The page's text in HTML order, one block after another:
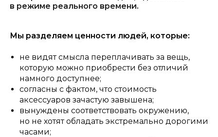
в режиме реального времени.
Мы разделяем ценности людей, которые:
не видят смысла переплачивать за вещь,
которую можно приобрести без отличий
намного доступнее;
согласны с фактом, что стоимость
аксессуаров зачастую завышена;
вынуждены соответствовать окружению,
но не хотят обладать экстремально дорогими
часами;